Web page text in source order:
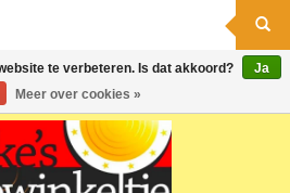
te verbeteren. Is dat akkoord?
Ja
Meer over cookies »